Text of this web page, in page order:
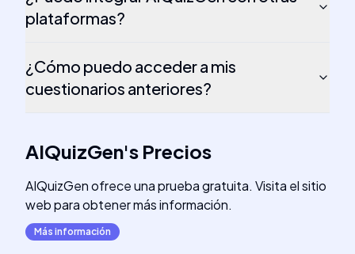
plataformas?
¿Cómo puedo acceder a mis
cuestionarios anteriores?
AIQuizGen's Precios
AIQuizGen ofrece una prueba gratuita. Visita el sitio
web para obtener más información.
Más información